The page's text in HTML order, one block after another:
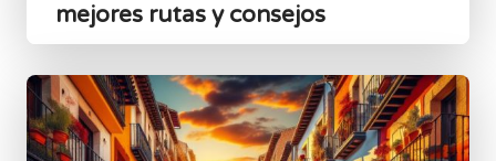
mejores rutas y consejos